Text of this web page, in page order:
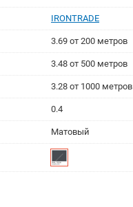
IRONTRADE
3.69 от 200 метров
3.48 от 500 метров
3.28 от 1000 метров
0.4
Матовый